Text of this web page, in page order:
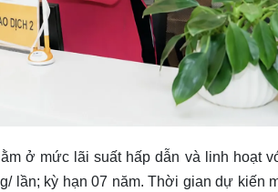
ở mức lãi suất hấp dẫn và linh hoạt
lần; kỳ hạn 07 năm. Thời gian dự kiến